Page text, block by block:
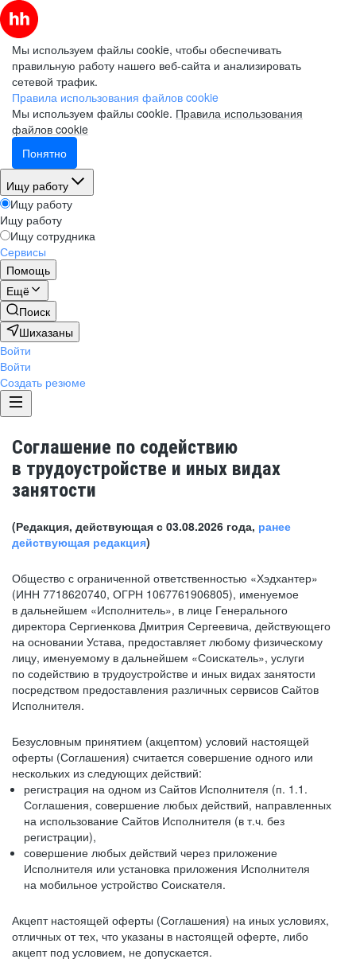
Мы используем файлы cookie, чтобы обеспечивать
правильную работу нашего веб-сайта и анализировать
сетевой трафик.
Правила использования файлов cookie
Мы используем файлы cookie. Правила использования
файлов cookie
Понятно
Ищу работу
Ищу работу
Ищу работу
Ищу сотрудника
Сервисы
Помощь
Ещё
Поиск
Шихазаны
Войти
Войти
Создать резюме
Соглашение по содействию
в трудоустройстве и иных видах
занятости
(Редакция, действующая с 03.08.2026 года, ранее
действующая редакция)
Общество с ограниченной ответственностью «Хэдхантер»
(ИНН 7718620740, ОГРН 1067761906805), именуемое
в дальнейшем «Исполнитель», в лице Генерального
директора Сергиенкова Дмитрия Сергеевича, действующего
на основании Устава, предоставляет любому физическому
лицу, именуемому в дальнейшем «Соискатель», услуги
по содействию в трудоустройстве и иных видах занятости
посредством предоставления различных сервисов Сайтов
Исполнителя.
Безусловным принятием (акцептом) условий настоящей
оферты (Соглашения) считается совершение одного или
нескольких из следующих действий:
регистрация на одном из Сайтов Исполнителя (п. 1.1.
Соглашения, совершение любых действий, направленных
на использование Сайтов Исполнителя (в т.ч. без
регистрации),
совершение любых действий через приложение
Исполнителя или установка приложения Исполнителя
на мобильное устройство Соискателя.
Акцепт настоящей оферты (Соглашения) на иных условиях,
отличных от тех, что указаны в настоящей оферте, либо
акцепт под условием, не допускается.